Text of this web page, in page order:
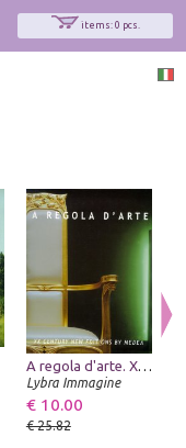
items: 0 pcs.
A regola d'arte. XX century new editions by Medea. [Edizione italiana e inglese]
Lybra Immagine
€ 10.00
€ 25.82